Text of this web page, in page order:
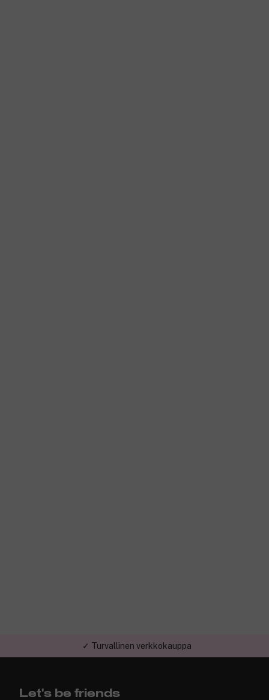
✓ Turvallinen verkkokauppa
Let's be friends